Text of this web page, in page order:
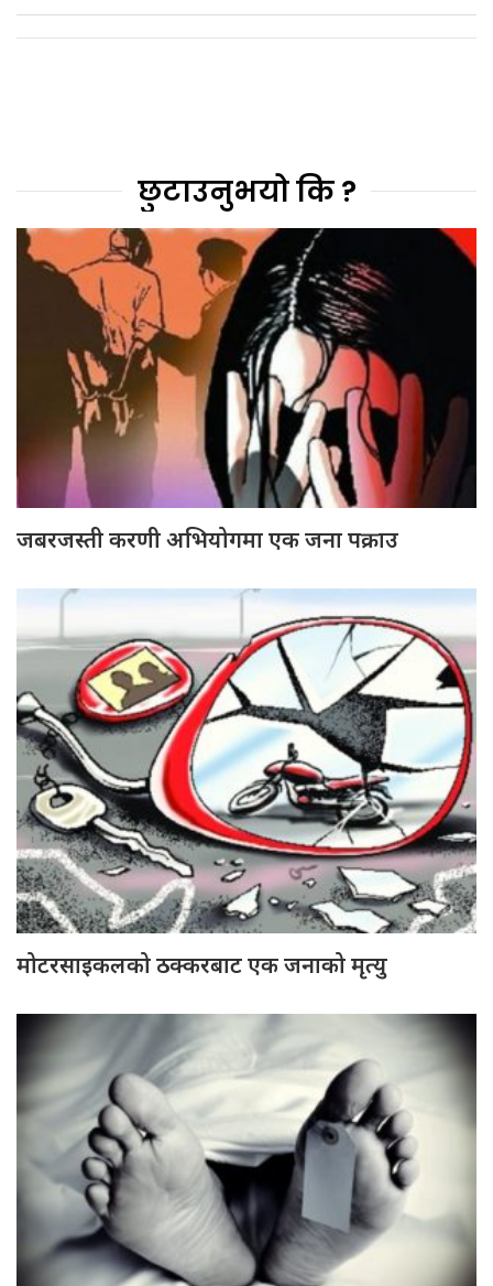
छुटाउनुभयो कि ?
जबरजस्ती करणी अभियोगमा एक जना पक्राउ
मोटरसाइकलको ठक्करबाट एक जनाको मृत्यु